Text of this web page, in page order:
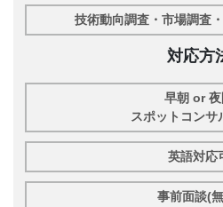
技術動向調査・市場調査
対応方
早朝 or 夜
スポットコンサ
英語対応
事前面談(